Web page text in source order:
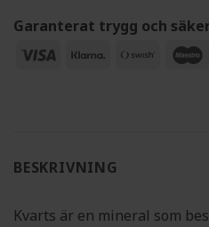
Garanterat trygg och
Visa
Klarna
Swish
BESKRIVNING
Kvarts är en mineral som